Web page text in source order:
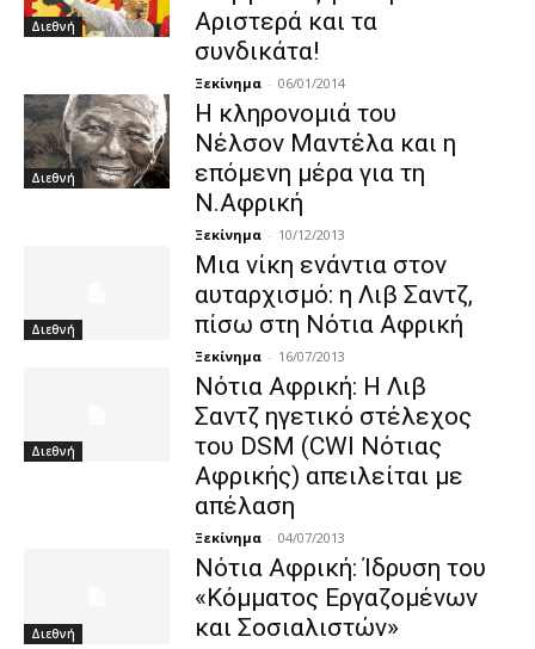
Διεθνή
Αριστερά και τα
συνδικάτα!
Ξεκίνημα - 06/01/2014
Διεθνή
Η κληρονομιά του
Νέλσον Μαντέλα και η
επόμενη μέρα για τη
Ν.Αφρική
Ξεκίνημα - 10/12/2013
Διεθνή
Μια νίκη ενάντια στον
αυταρχισμό: η Λιβ Σαντζ,
πίσω στη Νότια Αφρική
Ξεκίνημα - 16/07/2013
Διεθνή
Νότια Αφρική: Η Λιβ
Σαντζ ηγετικό στέλεχος
του DSM (CWI Νότιας
Αφρικής) απειλείται με
απέλαση
Ξεκίνημα - 04/07/2013
Διεθνή
Νότια Αφρική: Ίδρυση του
«Κόμματος Εργαζομένων
και Σοσιαλιστών»